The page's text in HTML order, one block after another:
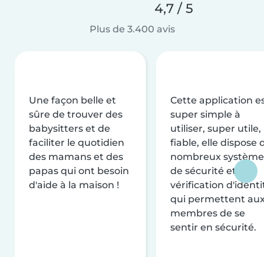
4,7 / 5
Plus de 3.400 avis
Une façon belle et
sûre de trouver des
babysitters et de
faciliter le quotidien
des mamans et des
papas qui ont besoin
d'aide à la maison !
Cette application
super simple à
utiliser, super utile,
fiable, elle dispose
nombreux
de sécurité et de
vérification
qui permettent
membres de se
sentir en sécurité.